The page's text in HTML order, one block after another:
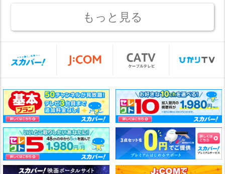
もっと見る